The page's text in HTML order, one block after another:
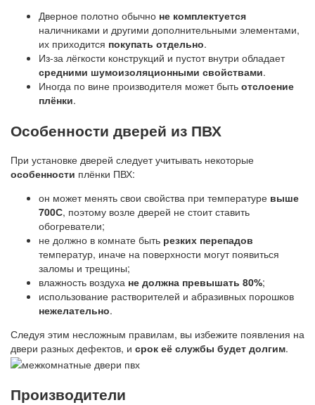
Дверное полотно обычно не комплектуется
наличниками и другими дополнительными элементами,
их приходится покупать отдельно.
Из-за лёгкости конструкций и пустот внутри обладает
средними шумоизоляционными свойствами.
Иногда по вине производителя может быть отслоение
плёнки.
Особенности дверей из ПВХ
При установке дверей следует учитывать некоторые
особенности плёнки ПВХ:
он может менять свои свойства при температуре выше
700С, поэтому возле дверей не стоит ставить
обогреватели;
не должно в комнате быть резких перепадов
температур, иначе на поверхности могут появиться
заломы и трещины;
влажность воздуха не должна превышать 80%;
использование растворителей и абразивных порошков
нежелательно.
Следуя этим несложным правилам, вы избежите появления на
двери разных дефектов, и срок её службы будет долгим.
Производители